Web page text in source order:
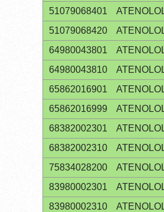
51079068401
51079068420
64980043801
64980043810
65862016901
65862016999
68382002301
68382002310
75834028200
83980002301
83980002310